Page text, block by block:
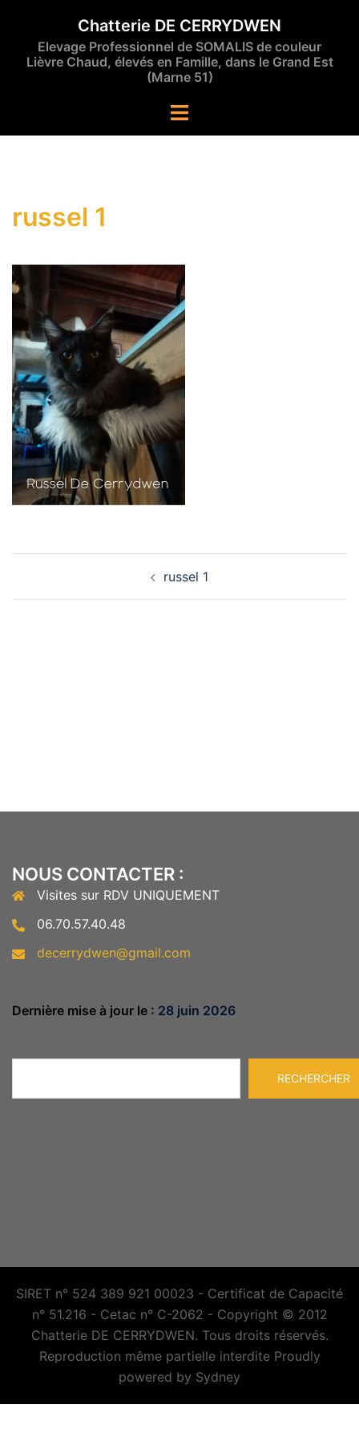
contenu
Chatterie DE CERRYDWEN
Elevage Professionnel de SOMALIS de couleur
Lièvre Chaud, élevés en Famille, dans le Grand Est
(Marne 51)
Ouvrir/fermer
russel 1
russel 1
NOUS CONTACTER :
Visites sur RDV UNIQUEMENT
06.70.57.40.48
decerrydwen@gmail.com
Dernière mise à jour le : 28 juin 2026
RECHERCHER
SIRET n° 524 389 921 00023 - Certificat de Capacité
n° 51.216 - Cetac n° C-2062 - Copyright © 2012
Chatterie DE CERRYDWEN. Tous droits réservés.
Reproduction même partielle interdite Proudly
powered by Sydney